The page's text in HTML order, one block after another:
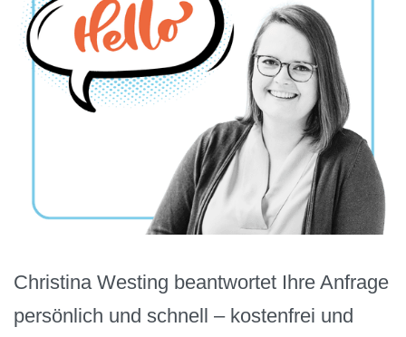
Christina Westing beantwortet Ihre Anfrage
persönlich und schnell – kostenfrei und